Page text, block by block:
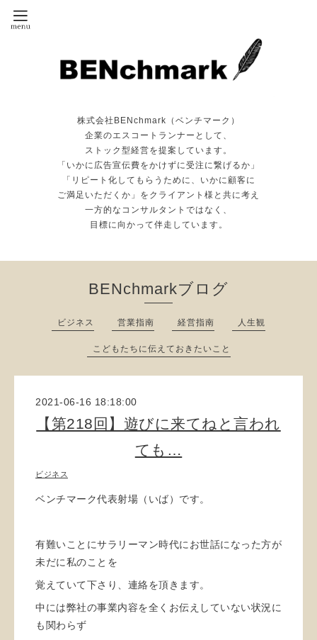
株式会社BENchmark（ベンチマーク）
企業のエスコートランナーとして、
ストック型経営を提案しています。
「いかに広告宣伝費をかけずに受注に繋げるか」
「リピート化してもらうために、いかに顧客に
ご満足いただくか」をクライアント様と共に考え
一方的なコンサルタントではなく、
目標に向かって伴走しています。
BENchmarkブログ
ビジネス 営業指南 経営指南 人生観
こどもたちに伝えておきたいこと
2021-06-16 18:18:00
【第218回】遊びに来てねと言われ
ても…
ビジネス
ベンチマーク代表射場（いば）です。
有難いことにサラリーマン時代にお世話になった方が
未だに私のことを
覚えていて下さり、連絡を頂きます。
中には弊社の事業内容を全くお伝えしていない状況に
も関わらず